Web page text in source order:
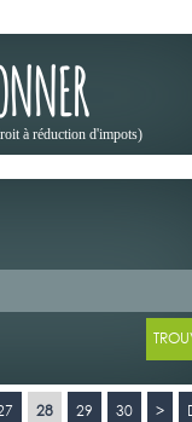
à réduction d'impots)
28 29 30 >
« MÉTÉO DES FORÊTS » :
AVANT DE
grand public la « météo des